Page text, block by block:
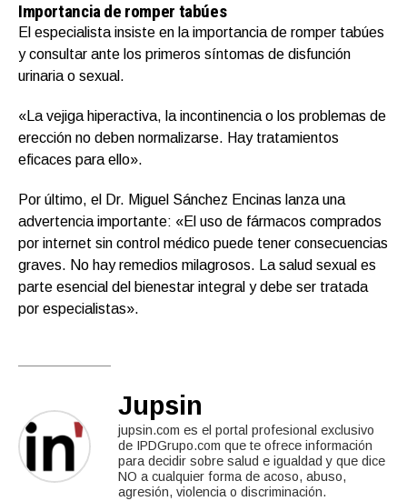
Importancia de romper tabúes
El especialista insiste en la importancia de romper tabúes
y consultar ante los primeros síntomas de disfunción
urinaria o sexual.
«La vejiga hiperactiva, la incontinencia o los problemas de
erección no deben normalizarse. Hay tratamientos
eficaces para ello».
Por último, el Dr. Miguel Sánchez Encinas lanza una
advertencia importante: «El uso de fármacos comprados
por internet sin control médico puede tener consecuencias
graves. No hay remedios milagrosos. La salud sexual es
parte esencial del bienestar integral y debe ser tratada
por especialistas».
Jupsin
jupsin.com es el portal profesional exclusivo
de IPDGrupo.com que te ofrece información
para decidir sobre salud e igualdad y que dice
NO a cualquier forma de acoso, abuso,
agresión, violencia o discriminación.